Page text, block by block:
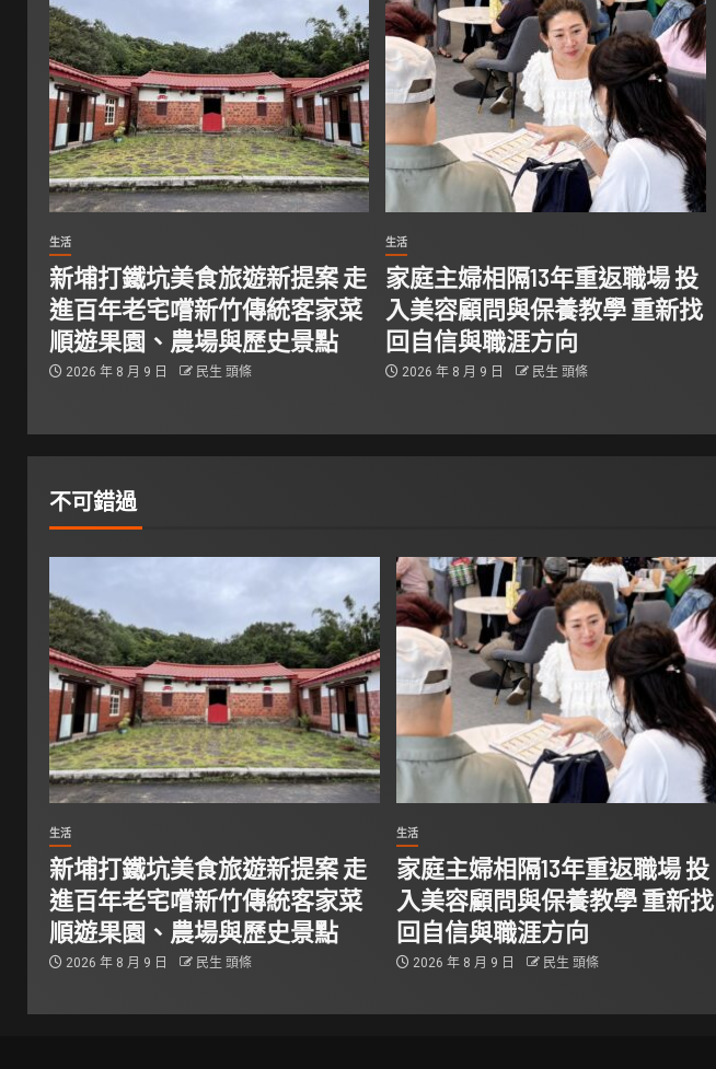
生活
新埔打鐵坑美食旅遊新提案 走
進百年老宅嚐新竹傳統客家菜
順遊果園、農場與歷史景點
2026 年 8 月 9 日 民生 頭條
生活
家庭主婦相隔13年重返職場 投
入美容顧問與保養教學 重新找
回自信與職涯方向
2026 年 8 月 9 日 民生 頭條
不可錯過
生活
新埔打鐵坑美食旅遊新提案 走
進百年老宅嚐新竹傳統客家菜
順遊果園、農場與歷史景點
2026 年 8 月 9 日 民生 頭條
生活
家庭主婦相隔13年重返職場 投
入美容顧問與保養教學 重新找
回自信與職涯方向
2026 年 8 月 9 日 民生 頭條